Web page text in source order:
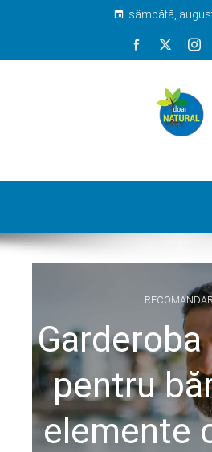
sâmbătă,
Garderoba
pentru
elemente